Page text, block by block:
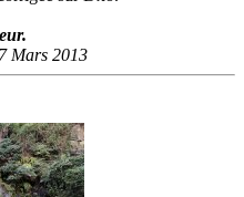
Mars 2013